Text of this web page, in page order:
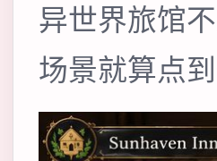
异世界旅馆
场景就算点